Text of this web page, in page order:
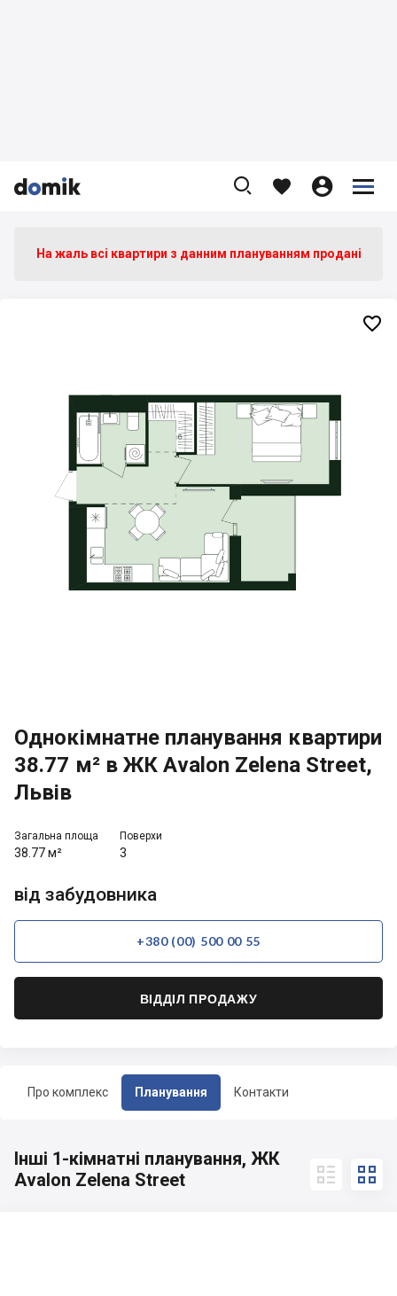


    


Про комплекс Планування Контакти
На жаль всі квартири з данним плануванням продані
Однокімнатне планування квартири
38.77 м² в ЖК Avalon Zelena Street,
Львів
Загальна площа
38.77 м²
Поверхи
3
від забудовника
+380 (00) 500 00 55
ВІДДІЛ ПРОДАЖУ

Інші 1-кімнатні планування, ЖК
Avalon Zelena Street
 